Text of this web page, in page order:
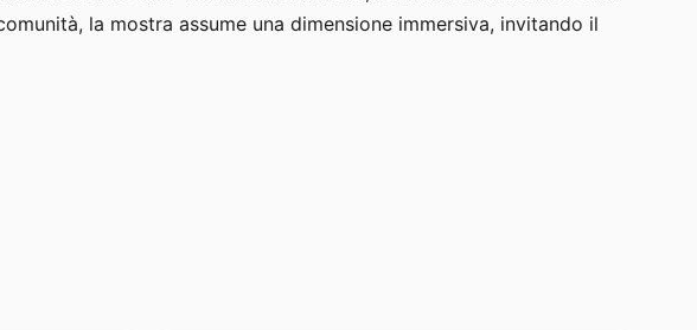
la mostra assume una dimensione immersiva, invitando il